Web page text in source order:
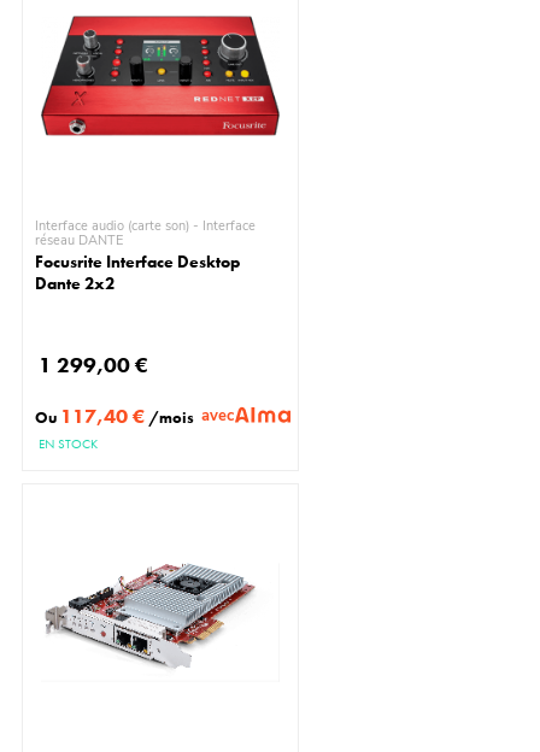
Interface audio (carte son) - Interface
réseau DANTE
Focusrite Interface Desktop
Dante 2x2
1 299,00 €
Ou 117,40 € /mois avec
EN STOCK